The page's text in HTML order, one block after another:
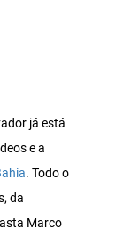
já está
e a
. Todo o
da
Marco